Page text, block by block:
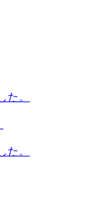
た。
た。